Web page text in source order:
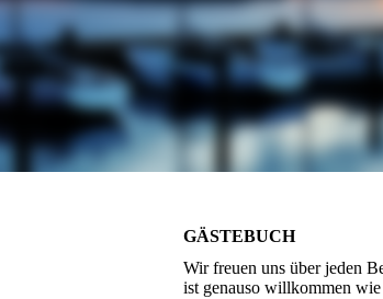
GÄSTEBUCH
Wir freuen uns über jeden
ist genauso willkommen